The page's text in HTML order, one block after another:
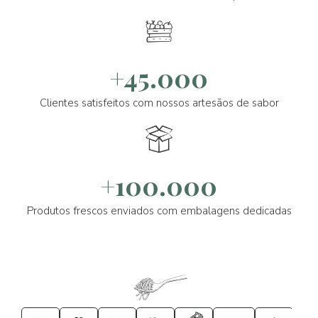
+45.000
Clientes satisfeitos com nossos artesãos de sabor
+100.000
Produtos frescos enviados com embalagens dedicadas